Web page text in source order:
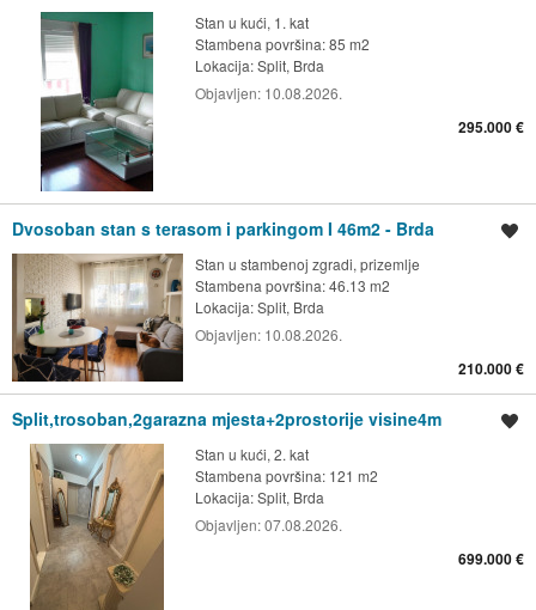
Stan u kući, 1. kat
Stambena površina: 85 m2
Lokacija:Split, Brda
Objavljen: 10.08.2026.
295.000 €
Dvosoban stan s terasom i parkingom I 46m2 - Brda
Stan u stambenoj zgradi, prizemlje
Stambena površina: 46.13 m2
Lokacija:Split, Brda
Objavljen: 10.08.2026.
210.000 €
Split,trosoban,2garazna mjesta+2prostorije visine4m
Stan u kući, 2. kat
Stambena površina: 121 m2
Lokacija:Split, Brda
Objavljen:07.08.2026.
699.000 €